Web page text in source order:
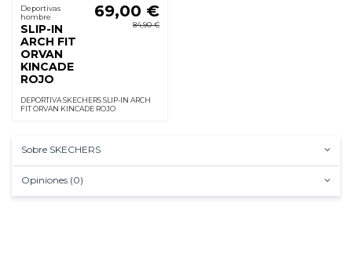
Deportivas
hombre
SLIP-IN
ARCH FIT
ORVAN
KINCADE
ROJO
69,00 €
84,90 €
DEPORTIVA SKECHERS SLIP-IN ARCH
FIT ORVAN KINCADE ROJO
Sobre SKECHERS
Opiniones (0)